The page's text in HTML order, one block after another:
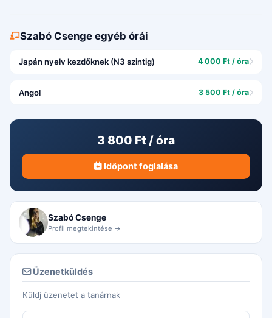
Szabó Csenge egyéb órái
Japán nyelv kezdőknek (N3 szintig) 4 000 Ft / óra
Angol 3 500 Ft / óra
3 800 Ft / óra
Időpont foglalása
Szabó Csenge
Profil megtekintése →
Üzenetküldés
Küldj üzenetet a tanárnak